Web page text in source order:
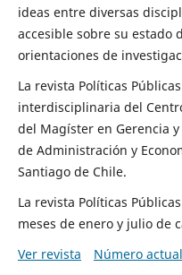
ideas entre diversas
accesible sobre su estado
orientaciones de
La revista Políticas
interdisciplinaria del
del Magíster en Gerencia
de Administración y
Santiago de Chile.
La revista Políticas
meses de enero y julio de
Ver revista
Número actual